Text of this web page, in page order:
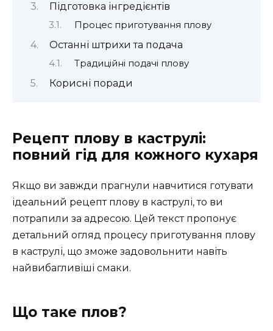
Підготовка інгредієнтів
Процес приготування плову
Останні штрихи та подача
Традиційні подачі плову
Корисні поради
Рецепт плову в каструлі:
повний гід для кожного кухаря
Якщо ви завжди прагнули навчитися готувати
ідеальний рецепт плову в каструлі, то ви
потрапили за адресою. Цей текст пропонує
детальний огляд процесу приготування плову
в каструлі, що зможе задовольнити навіть
найвибагливіші смаки.
Що таке плов?